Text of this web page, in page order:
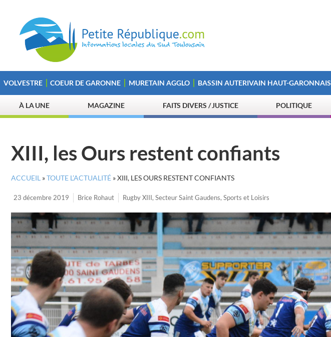
VOLVESTRE COEUR DE GARONNE MURETAIN AGGLO BASSIN AUTERIVAIN HAUT-GARONNAIS
À LA UNE MAGAZINE FAITS DIVERS / JUSTICE POLITIQUE
XIII, les Ours restent confiants
ACCUEIL »TOUTE L’ACTUALITÉ »XIII, LES OURS RESTENT CONFIANTS
23 décembre 2019 Brice Rohaut Rugby XIII, Secteur Saint Gaudens, Sports et Loisirs